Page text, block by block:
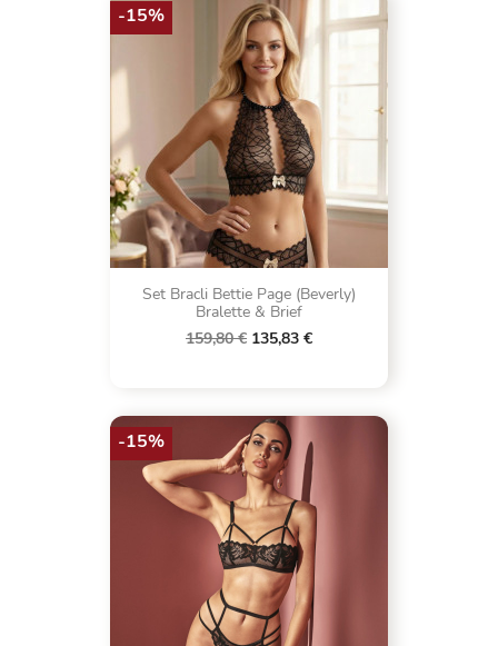
Set Bracli Bettie Page (Beverly)
Bralette & Brief
159,80 € 135,83 €
-15%
-15%